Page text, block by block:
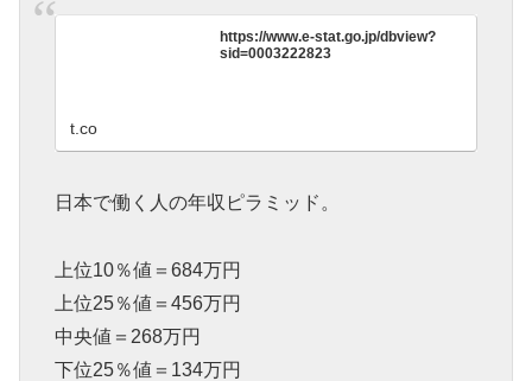
https://www.e-stat.go.jp/dbview?
sid=0003222823
t.co
日本で働く人の年収ピラミッド。
上位10％値＝684万円
上位25％値＝456万円
中央値＝268万円
下位25％値＝134万円